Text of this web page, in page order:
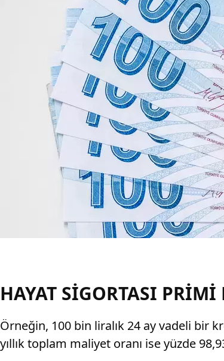
HAYAT SİGORTASI PRİMİ
Örneğin, 100 bin liralık 24 ay vadeli bir
yıllık toplam maliyet oranı ise yüzde